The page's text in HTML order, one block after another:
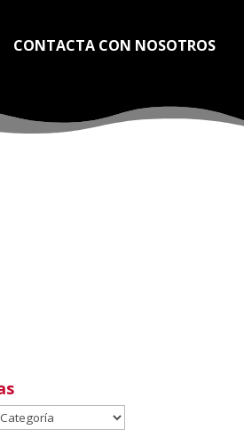
CONTACTA CON NOSOTROS